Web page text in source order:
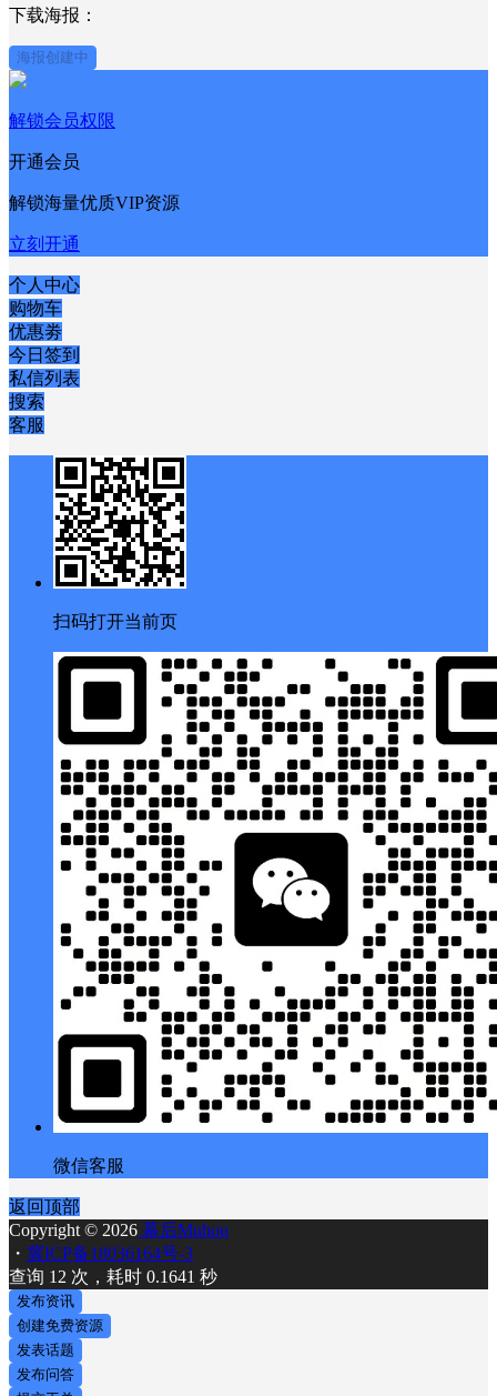
下载海报：
海报创建中
解锁会员权限
开通会员
解锁海量优质VIP资源
立刻开通
个人中心
购物车
优惠劵
今日签到
私信列表
搜索
客服
扫码打开当前页
微信客服
返回顶部
Copyright © 2026 幕后Muhou
・ 冀ICP备18036164号-3
查询 12 次，耗时 0.1641 秒
发布资讯
创建免费资源
发表话题
发布问答